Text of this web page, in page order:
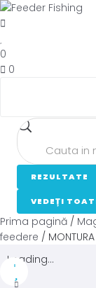
0
0
REZULTATE
VEDEȚI
Prima pagină /
feedere / MONTURA
Loading...